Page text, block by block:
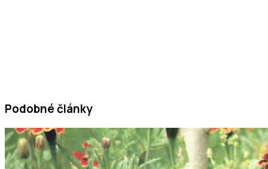
Podobné články